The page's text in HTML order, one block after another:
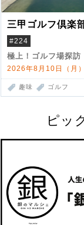
三甲ゴルフ倶楽
#224
極上！ゴルフ場探訪
2026年8月10日（月
趣味 ゴルフ
ピッ